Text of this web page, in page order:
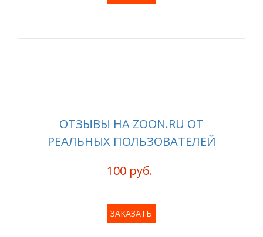
ОТЗЫВЫ НА ZOON.RU ОТ
РЕАЛЬНЫХ ПОЛЬЗОВАТЕЛЕЙ
100 руб.
ЗАКАЗАТЬ